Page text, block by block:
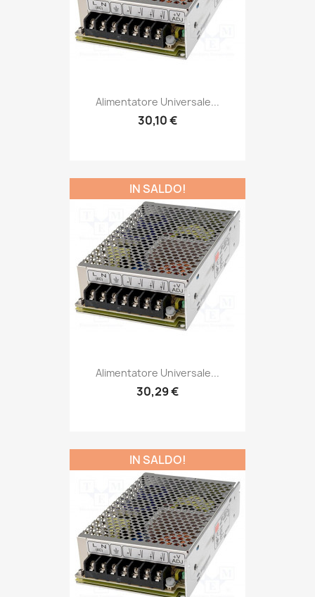
Alimentatore Universale...
30,10 €
Alimentatore Universale...
30,29 €
IN SALDO!
IN SALDO!